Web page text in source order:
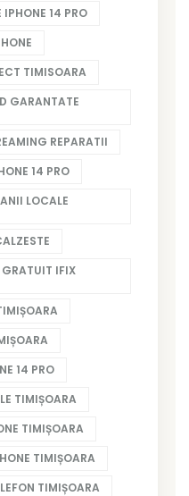
14 PRO
TIMISOARA
GARANTATE
REPARATII
14 PRO
LOCALE
IFIX
14 PRO
TIMIȘOARA
TIMIȘOARA
TIMIȘOARA
TIMIȘOARA